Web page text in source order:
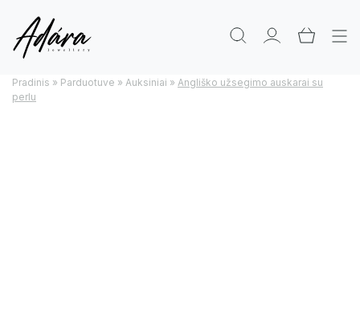
Pradinis » Parduotuve » Auksiniai » Angliško užsegimo auskarai su
perlu